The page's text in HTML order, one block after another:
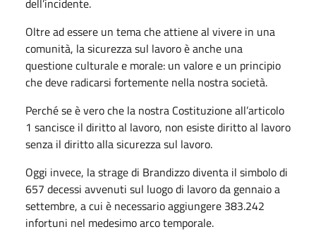
Oltre ad essere un tema che attiene al vivere in una
comunità, la sicurezza sul lavoro è anche una
questione culturale e morale: un valore e un principio
che deve radicarsi fortemente nella nostra società.
Perché se è vero che la nostra Costituzione all’articolo
1 sancisce il diritto al lavoro, non esiste diritto al lavoro
senza il diritto alla sicurezza sul lavoro.
Oggi invece, la strage di Brandizzo diventa il simbolo di
657 decessi avvenuti sul luogo di lavoro da gennaio a
settembre, a cui è necessario aggiungere 383.242
infortuni nel medesimo arco temporale.